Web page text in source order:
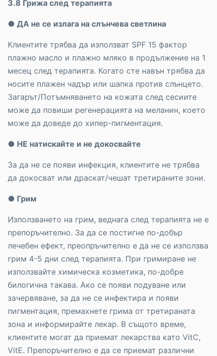
3.8 Грижа след терапията
● ДА не се излага на слънчева светлина
Клиентите трябва да използват SPF 15 фактор
плажно масло и плажно мляко в продължение на 1
месец след терапията. Когато сте навън трябва да
носите плажен чадър или шапка против слънцето.
Загарът/Потъмняването на кожата след сесиите
може да повиши регенерацията на меланин, което
може да доведе до хипер-пигментация.
● НЕ натискайте и не докосвайте
За да не се появи инфекция, клиентите не трябва
да докосват или драскат/чешат третираните зони.
● Грим
Използването на грим, веднага след терапията не е
препоръчително. За да се постигне по-добър
лечебен ефект, преопръчително е да не се използва
грим 4-5 дни след терапията. При гримиране не
използвайте химическа козметика, по-добре
билогична такава. Ако се появи подуване или
зачервяване, за да не се инфектира и появи
пигментация, премахнете грима от третираната
зона и информирайте лекар. В същото време,
клиентите могат да приемат лекарства като VitC,
VitE. Препоръчително е да се приемат различни